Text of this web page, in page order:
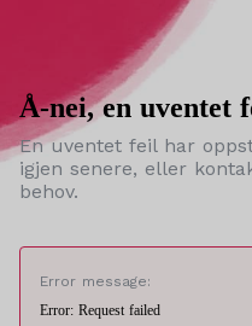
Å-nei, en uventet
En uventet feil har
igjen senere, eller
behov.
Error message:
Error: Request failed